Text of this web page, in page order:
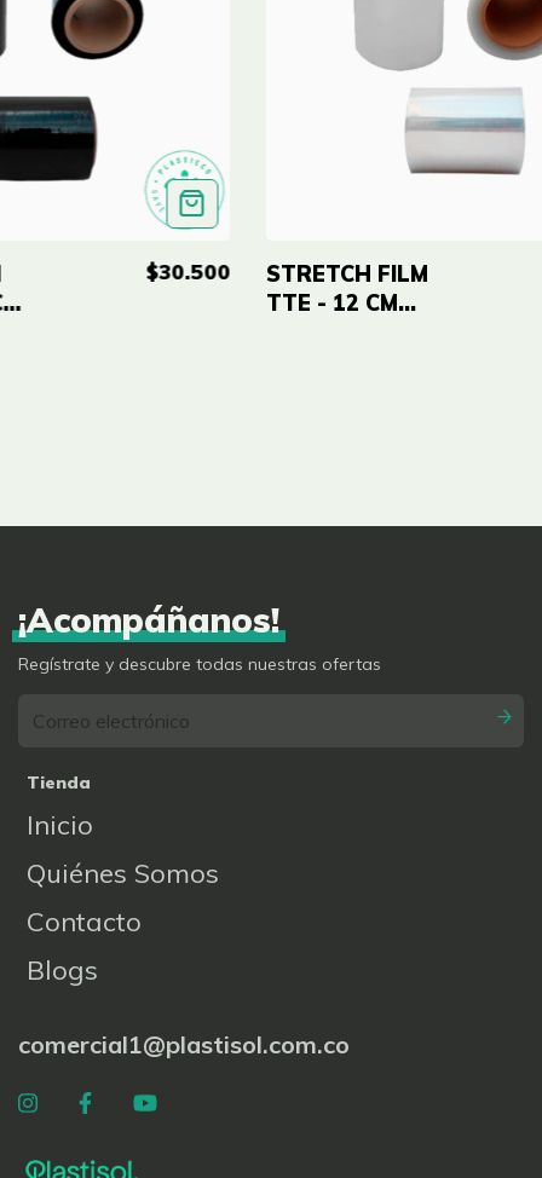
$30.500
STRETCH FILM
TTE - 12 CM
¡Acompáñanos!
Regístrate y descubre todas nuestras ofertas
Tienda
Inicio
Quiénes Somos
Contacto
Blogs
comercial1@plastisol.com.co